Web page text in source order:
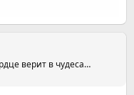
верит в чудеса…